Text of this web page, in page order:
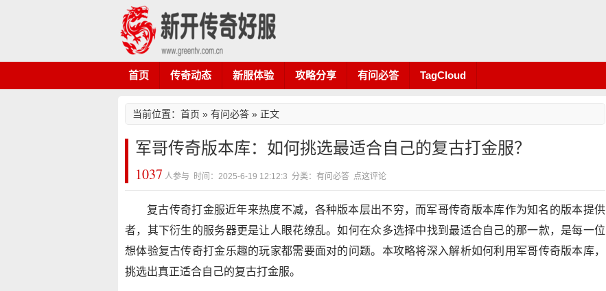
首页 传奇动态 新服体验 攻略分享 有问必答 TagCloud
当前位置： 首页 » 有问必答 » 正文
军哥传奇版本库：如何挑选最适合自己的复古打金服？
1037 人参与 时间：2025-6-19 12:12:3 分类：有问必答 点这评论
复古传奇打金服近年来热度不减，各种版本层出不穷，而军哥传奇版本库作为知名的版本提供
者，其下衍生的服务器更是让人眼花缭乱。如何在众多选择中找到最适合自己的那一款，是每一位
想体验复古传奇打金乐趣的玩家都需要面对的问题。本攻略将深入解析如何利用军哥传奇版本库，
挑选出真正适合自己的复古打金服。